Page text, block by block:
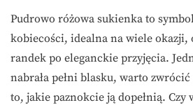
Pudrowo różowa sukienka to
kobiecości, idealna na wiele okazji,
randek po eleganckie przyjęcia.
nabrała pełni blasku, warto zwrócić
to, jakie paznokcie ją dopełnią. Czy